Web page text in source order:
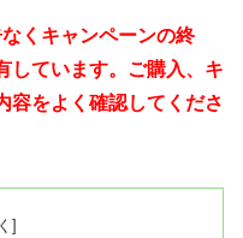
くキャンペーンの終
しています。ご購入、キ
容をよく確認してくださ